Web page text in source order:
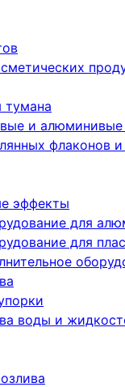
тумана
и
флаконов и
эффекты
для
для
воды и